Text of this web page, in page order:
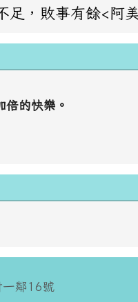
足，敗事有餘<
的快樂。
一鄰16號